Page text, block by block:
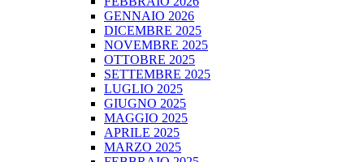
GENNAIO 2026
DICEMBRE 2025
NOVEMBRE 2025
OTTOBRE 2025
SETTEMBRE 2025
LUGLIO 2025
GIUGNO 2025
MAGGIO 2025
APRILE 2025
MARZO 2025